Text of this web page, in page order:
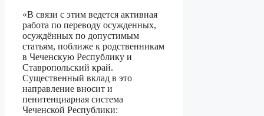
«В связи с этим ведется активная
работа по переводу осужденных,
осуждённых по допустимым
статьям, поближе к родственникам
в Чеченскую Республику и
Ставропольский край.
Существенный вклад в это
направление вносит и
пенитенциарная система
Чеченской Республики: